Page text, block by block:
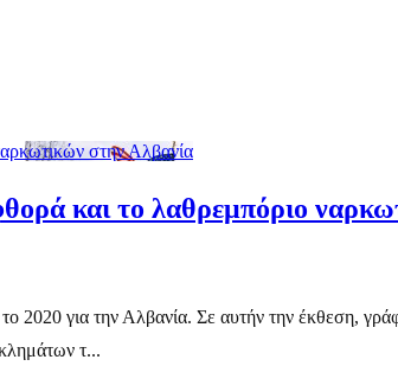
στην Αλβανία
και το λαθρεμπόριο
για την Αλβανία. Σε αυτήν την έκθεση,
τ...